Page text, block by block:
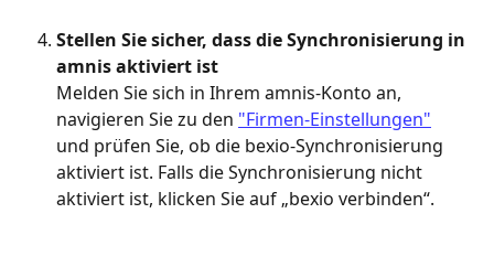
Stellen Sie sicher, dass die Synchronisierung in
amnis aktiviert ist
Melden Sie sich in Ihrem amnis-Konto an,
navigieren Sie zu den "Firmen-Einstellungen"
und prüfen Sie, ob die bexio-Synchronisierung
aktiviert ist. Falls die Synchronisierung nicht
aktiviert ist, klicken Sie auf „bexio verbinden“.